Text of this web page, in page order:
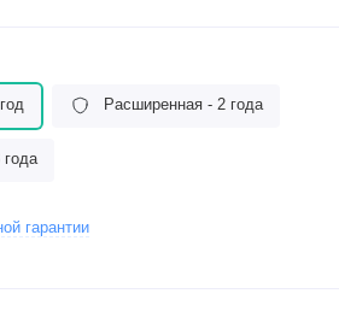
Расширенная - 2 года
гарантии